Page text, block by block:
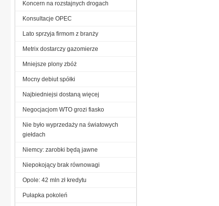
Koncern na rozstajnych drogach
Konsultacje OPEC
Lato sprzyja firmom z branży
Metrix dostarczy gazomierze
Mniejsze plony zbóż
Mocny debiut spółki
Najbiedniejsi dostaną więcej
Negocjacjom WTO grozi fiasko
Nie było wyprzedaży na światowych
giełdach
Niemcy: zarobki będą jawne
Niepokojący brak równowagi
Opole: 42 mln zł kredytu
Pułapka pokoleń